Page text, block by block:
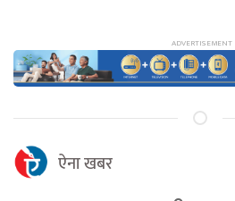
ऐना खबर